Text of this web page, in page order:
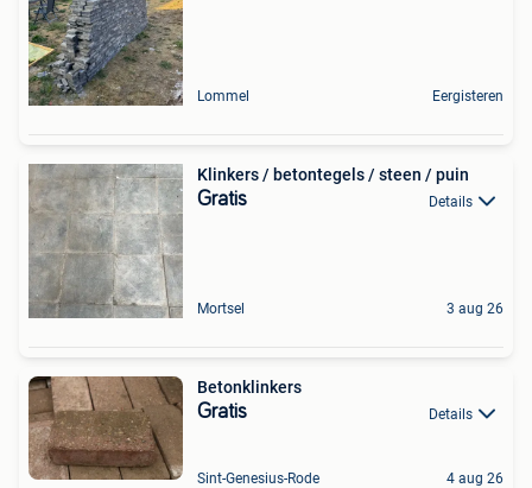
Lommel Eergisteren
Klinkers / betontegels / steen / puin
Gratis Details
Mortsel 3 aug 26
Betonklinkers
Gratis Details
Sint-Genesius-Rode 4 aug 26